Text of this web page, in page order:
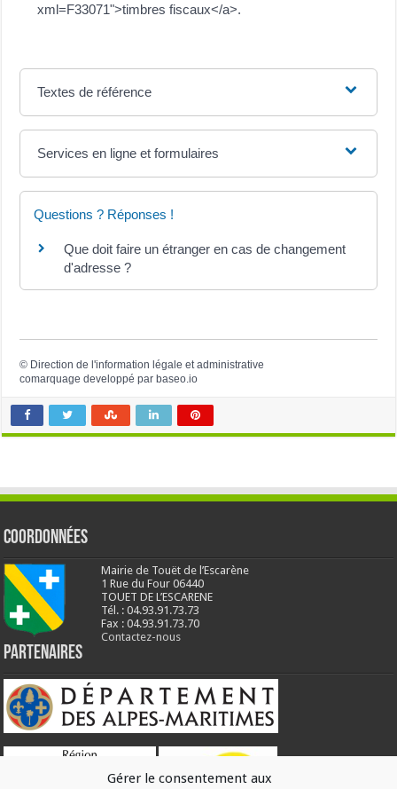
Gérer le consentement aux
xml=F33071">timbres fiscaux</a>.
Textes de référence
Services en ligne et formulaires
Questions ? Réponses !
Que doit faire un étranger en cas de changement
d'adresse ?
© Direction de l'information légale et administrative
comarquage developpé par baseo.io
Coordonnées
Mairie de Touët de l’Escarène
1 Rue du Four 06440
TOUET DE L’ESCARENE
Tél. : 04.93.91.73.73
Fax : 04.93.91.73.70
Contactez-nous
Partenaires